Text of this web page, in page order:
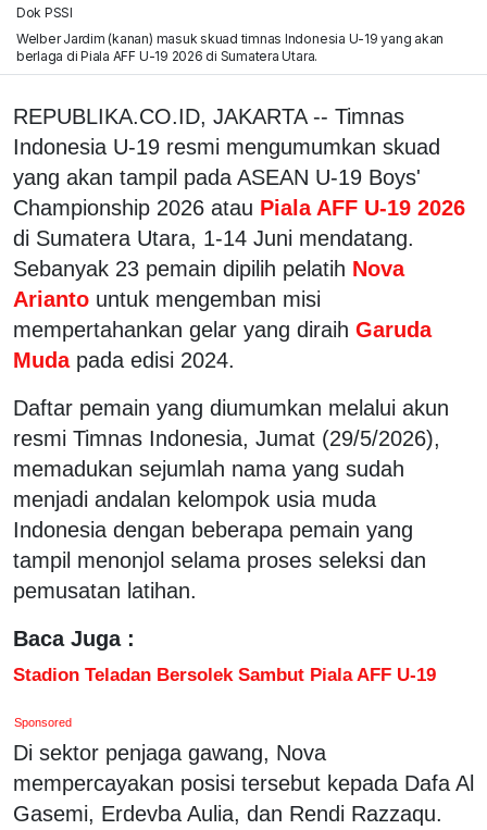
Dok PSSI
Welber Jardim (kanan) masuk skuad timnas Indonesia U-19 yang akan
berlaga di Piala AFF U-19 2026 di Sumatera Utara.
REPUBLIKA.CO.ID, JAKARTA -- Timnas
Indonesia U-19 resmi mengumumkan skuad
yang akan tampil pada ASEAN U-19 Boys'
Championship 2026 atau Piala AFF U-19 2026
di Sumatera Utara, 1-14 Juni mendatang.
Sebanyak 23 pemain dipilih pelatih Nova
Arianto untuk mengemban misi
mempertahankan gelar yang diraih Garuda
Muda pada edisi 2024.
Daftar pemain yang diumumkan melalui akun
resmi Timnas Indonesia, Jumat (29/5/2026),
memadukan sejumlah nama yang sudah
menjadi andalan kelompok usia muda
Indonesia dengan beberapa pemain yang
tampil menonjol selama proses seleksi dan
pemusatan latihan.
Baca Juga :
Stadion Teladan Bersolek Sambut Piala AFF U-19
Sponsored
Di sektor penjaga gawang, Nova
mempercayakan posisi tersebut kepada Dafa Al
Gasemi, Erdevba Aulia, dan Rendi Razzaqu.